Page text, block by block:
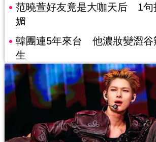
范曉萱好友竟是大咖天后 1句
媚
韓團連5年來台 他濃妝變澀谷
生